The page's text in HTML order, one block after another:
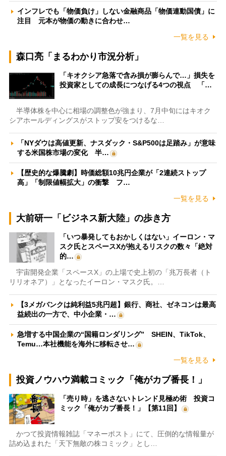
インフレでも「物価負け」しない金融商品「物価連動国債」に
注目 元本が物価の動きに合わせ…
一覧を見る
森口亮「まるわかり市況分析」
「キオクシア急落で含み損が膨らんで…」損失を
投資家としての成長につなげる4つの視点 「…
半導体株を中心に相場の調整色が強まり、7月中旬にはキオク
シアホールディングスがストップ安をつけるな…
「NYダウは高値更新、ナスダック・S&P500は足踏み」が意味
する米国株市場の変化 半…
【歴史的な爆騰劇】時価総額10兆円企業が「2連続ストップ
高」「制限値幅拡大」の衝撃 フ…
一覧を見る
大前研一「ビジネス新大陸」の歩き方
「いつ暴発してもおかしくはない」イーロン・マ
スク氏とスペースXが抱えるリスクの数々「絶対
的…
宇宙開発企業「スペースX」の上場で史上初の「兆万長者（ト
リリオネア）」となったイーロン・マスク氏。…
【3メガバンクは純利益5兆円超】銀行、商社、ゼネコンは最高
益続出の一方で、中小企業・…
急増する中国企業の“国籍ロンダリング” SHEIN、TikTok、
Temu…本社機能を海外に移転させ…
一覧を見る
投資ノウハウ満載コミック「俺がカブ番長！」
「売り時」を逃さないトレンド見極め術 投資コ
ミック「俺がカブ番長！」【第11回】
かつて投資情報雑誌「マネーポスト」にて、圧倒的な情報量が
詰め込まれた「天下無敵の株コミック」とし…